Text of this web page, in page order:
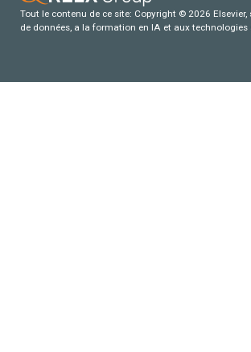
Tout le contenu de ce site: Copyright © 2026
de données, a la formation en IA et aux